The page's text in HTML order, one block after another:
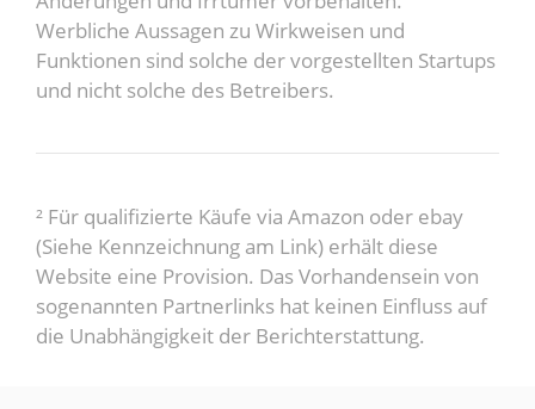
Werbliche Aussagen zu Wirkweisen und
Funktionen sind solche der vorgestellten Startups
und nicht solche des Betreibers.
² Für qualifizierte Käufe via Amazon oder ebay
(Siehe Kennzeichnung am Link) erhält diese
Website eine Provision. Das Vorhandensein von
sogenannten Partnerlinks hat keinen Einfluss auf
die Unabhängigkeit der Berichterstattung.